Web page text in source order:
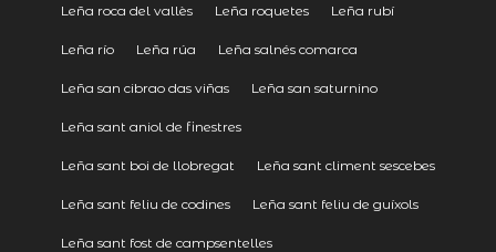
Leña roca del vallès Leña roquetes Leña rubí
Leña río Leña rúa Leña salnés comarca
Leña san cibrao das viñas Leña san saturnino
Leña sant aniol de finestres
Leña sant boi de llobregat Leña sant climent sescebes
Leña sant feliu de codines Leña sant feliu de guíxols
Leña sant fost de campsentelles